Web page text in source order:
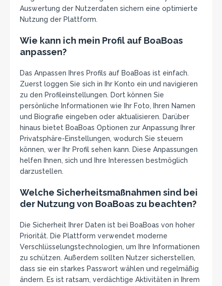
Auswertung der Nutzerdaten sichern eine optimierte
Nutzung der Plattform.
Wie kann ich mein Profil auf BoaBoas
anpassen?
Das Anpassen Ihres Profils auf BoaBoas ist einfach.
Zuerst loggen Sie sich in Ihr Konto ein und navigieren
zu den Profileinstellungen. Dort können Sie
persönliche Informationen wie Ihr Foto, Ihren Namen
und Biografie eingeben oder aktualisieren. Darüber
hinaus bietet BoaBoas Optionen zur Anpassung Ihrer
Privatsphäre-Einstellungen, wodurch Sie steuern
können, wer Ihr Profil sehen kann. Diese Anpassungen
helfen Ihnen, sich und Ihre Interessen bestmöglich
darzustellen.
Welche Sicherheitsmaßnahmen sind bei
der Nutzung von BoaBoas zu beachten?
Die Sicherheit Ihrer Daten ist bei BoaBoas von hoher
Priorität. Die Plattform verwendet moderne
Verschlüsselungstechnologien, um Ihre Informationen
zu schützen. Außerdem sollten Nutzer sicherstellen,
dass sie ein starkes Passwort wählen und regelmäßig
ändern. Es ist ratsam, verdächtige Aktivitäten in Ihrem